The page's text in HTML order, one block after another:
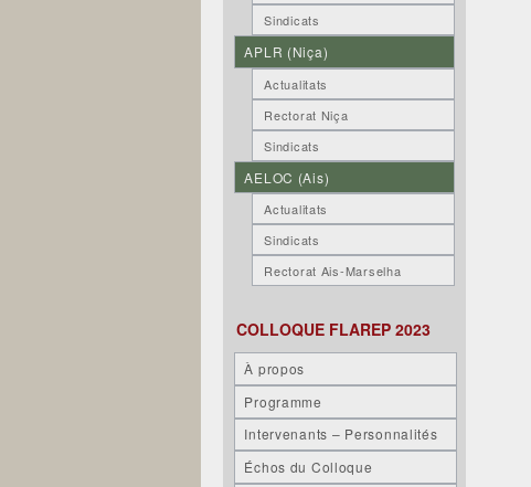
Sindicats
APLR (Niça)
Actualitats
Rectorat Niça
Sindicats
AELOC (Ais)
Actualitats
Sindicats
Rectorat Ais-Marselha
COLLOQUE FLAREP 2023
À propos
Programme
Intervenants – Personnalités
Échos du Colloque